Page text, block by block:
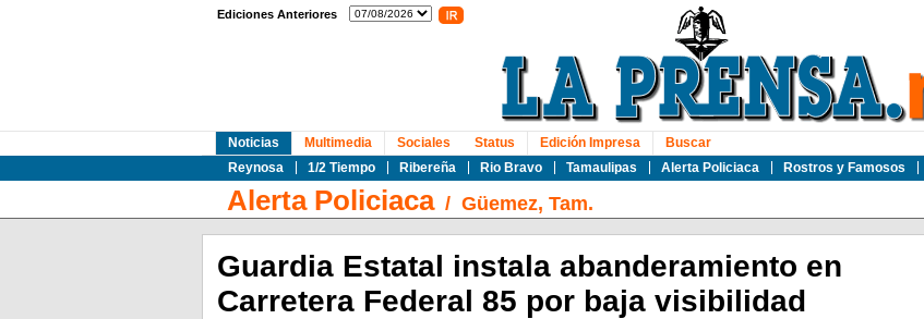
Ediciones Anteriores
Noticias
Reynosa
1/2 Tiempo Ribereña Rio Bravo Tamaulipas Alerta Policiaca Rostros y Famosos
Multimedia Sociales Status Edición Impresa Buscar
Alerta Policiaca/ Güemez, Tam.
Guardia Estatal instala abanderamiento en
Carretera Federal 85 por baja visibilidad